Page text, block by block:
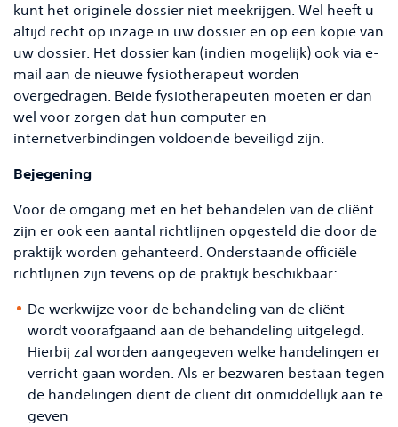
kunt het originele dossier niet meekrijgen. Wel heeft u
altijd recht op inzage in uw dossier en op een kopie van
uw dossier. Het dossier kan (indien mogelijk) ook via e-
mail aan de nieuwe fysiotherapeut worden
overgedragen. Beide fysiotherapeuten moeten er dan
wel voor zorgen dat hun computer en
internetverbindingen voldoende beveiligd zijn.
Bejegening
Voor de omgang met en het behandelen van de cliënt
zijn er ook een aantal richtlijnen opgesteld die door de
praktijk worden gehanteerd. Onderstaande officiële
richtlijnen zijn tevens op de praktijk beschikbaar:
De werkwijze voor de behandeling van de cliënt
wordt voorafgaand aan de behandeling uitgelegd.
Hierbij zal worden aangegeven welke handelingen er
verricht gaan worden. Als er bezwaren bestaan tegen
de handelingen dient de cliënt dit onmiddellijk aan te
geven